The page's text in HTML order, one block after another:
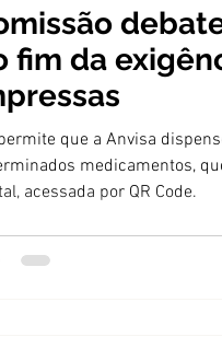
fim da
que a Anvisa
medicamentos,
acessada por QR Code.